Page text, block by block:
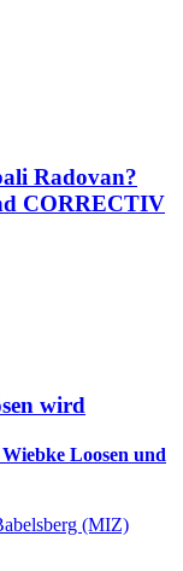
Radovan?
CORRECTIV
wird
Loosen und
(MIZ)